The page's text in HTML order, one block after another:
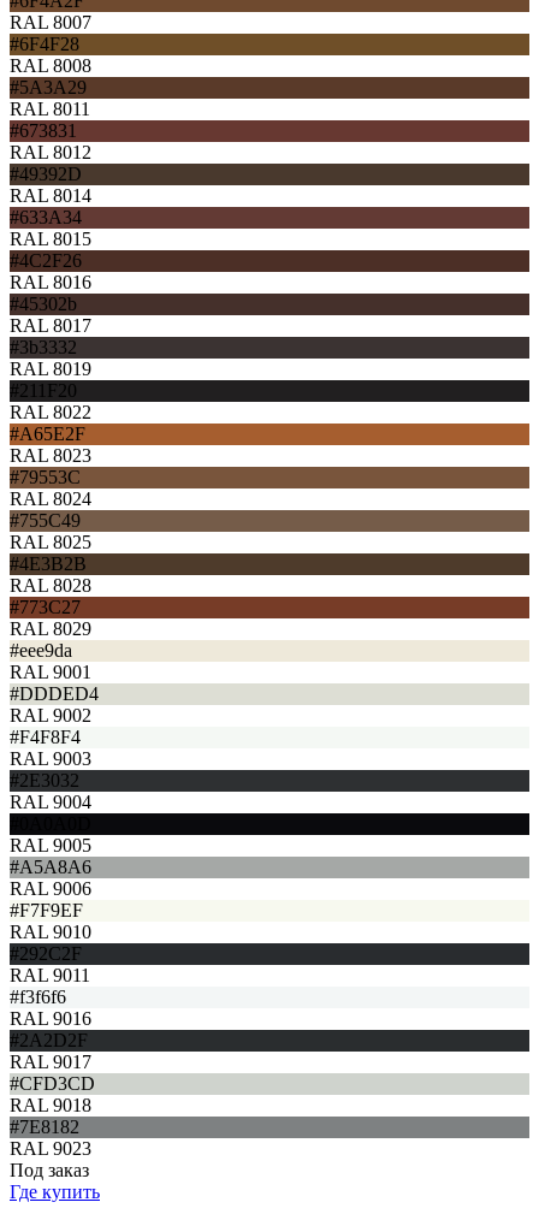
RAL 8007
#6F4F28
RAL 8008
#5A3A29
RAL 8011
#673831
RAL 8012
#49392D
RAL 8014
#633A34
RAL 8015
#4C2F26
RAL 8016
#45302b
RAL 8017
#3b3332
RAL 8019
#211F20
RAL 8022
#A65E2F
RAL 8023
#79553C
RAL 8024
#755C49
RAL 8025
#4E3B2B
RAL 8028
#773C27
RAL 8029
#eee9da
RAL 9001
#DDDED4
RAL 9002
#F4F8F4
RAL 9003
#2E3032
RAL 9004
RAL 9005
#A5A8A6
RAL 9006
#F7F9EF
RAL 9010
#292C2F
RAL 9011
#f3f6f6
RAL 9016
#2A2D2F
RAL 9017
#CFD3CD
RAL 9018
#7E8182
RAL 9023
Под заказ
Где купить